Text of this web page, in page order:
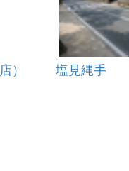
） 塩見縄手